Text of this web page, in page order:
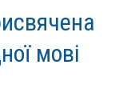
мові